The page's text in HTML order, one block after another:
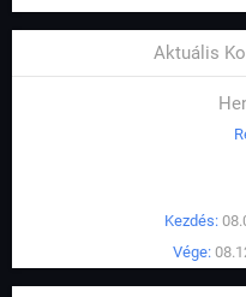
Aktuális
Kezdés:
Vége: